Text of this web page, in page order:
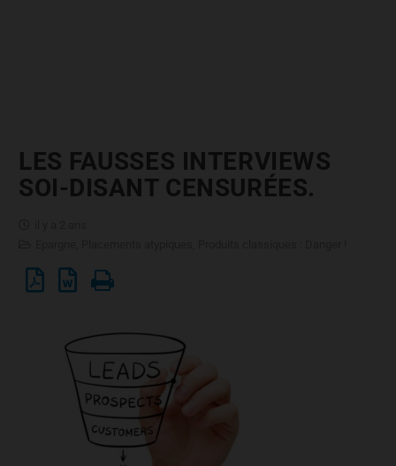
LES FAUSSES INTERVIEWS
SOI-DISANT CENSURÉES.